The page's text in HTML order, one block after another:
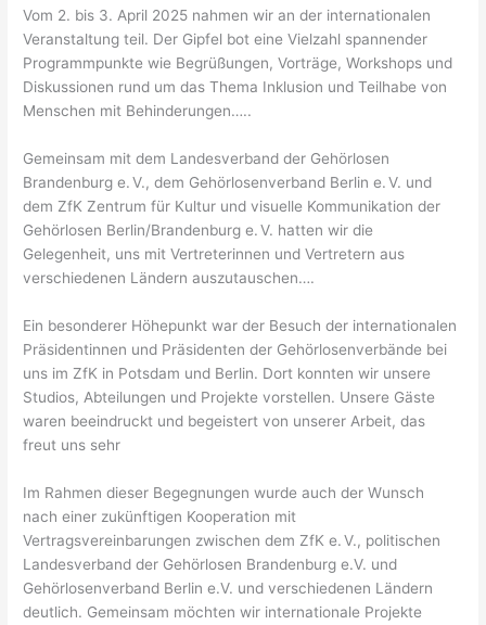
Vom 2. bis 3. April 2025 nahmen wir an der internationalen
Veranstaltung teil. Der Gipfel bot eine Vielzahl spannender
Programmpunkte wie Begrüßungen, Vorträge, Workshops und
Diskussionen rund um das Thema Inklusion und Teilhabe von
Menschen mit Behinderungen…..
Gemeinsam mit dem Landesverband der Gehörlosen
Brandenburg e. V., dem Gehörlosenverband Berlin e. V. und
dem ZfK Zentrum für Kultur und visuelle Kommunikation der
Gehörlosen Berlin/Brandenburg e. V. hatten wir die
Gelegenheit, uns mit Vertreterinnen und Vertretern aus
verschiedenen Ländern auszutauschen….
Ein besonderer Höhepunkt war der Besuch der internationalen
Präsidentinnen und Präsidenten der Gehörlosenverbände bei
uns im ZfK in Potsdam und Berlin. Dort konnten wir unsere
Studios, Abteilungen und Projekte vorstellen. Unsere Gäste
waren beeindruckt und begeistert von unserer Arbeit, das
freut uns sehr
Im Rahmen dieser Begegnungen wurde auch der Wunsch
nach einer zukünftigen Kooperation mit
Vertragsvereinbarungen zwischen dem ZfK e. V., politischen
Landesverband der Gehörlosen Brandenburg e.V. und
Gehörlosenverband Berlin e.V. und verschiedenen Ländern
deutlich. Gemeinsam möchten wir internationale Projekte